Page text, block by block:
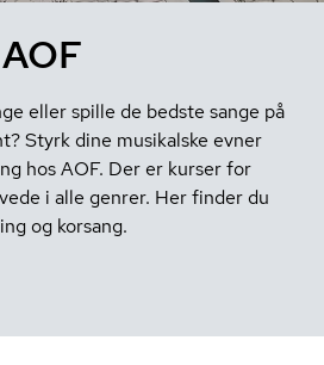
eller spille de bedste sange på
Styrk dine musikalske evner
hos AOF. Der er kurser for
i alle genrer. Her finder du
og korsang.